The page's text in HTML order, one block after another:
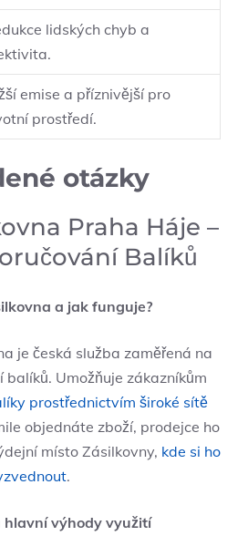
lidských chyb a
emise a příznivější pro
prostředí.
otázky
Praha Háje –
Balíků
a jak funguje?
je česká služba zaměřená na
Umožňuje zákazníkům
prostřednictvím široké sítě
objednáte zboží, prodejce ho
místo Zásilkovny, kde si ho
.
hlavní výhody využití